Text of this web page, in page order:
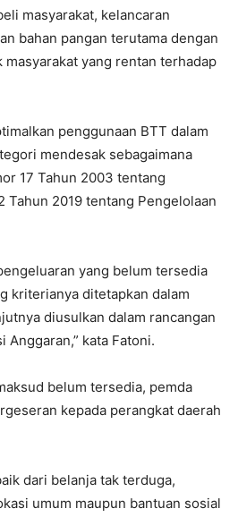
masyarakat, kelancaran
bahan pangan terutama dengan
yang rentan terhadap
penggunaan BTT dalam
mendesak sebagaimana
17 Tahun 2003 tentang
Tahun 2019 tentang Pengelolaan
yang belum tersedia
kriterianya ditetapkan dalam
diusulkan dalam rancangan
Anggaran,” kata Fatoni.
belum tersedia, pemda
kepada perangkat daerah
dari belanja tak terduga,
umum maupun bantuan sosial